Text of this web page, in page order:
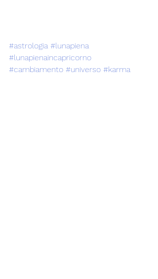
#astrologia #lunapiena
#lunapienaincapricorno
#cambiamento #universo #karma